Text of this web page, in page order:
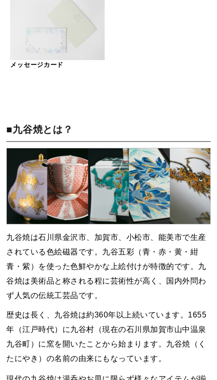
メッセージカード
■九谷焼とは？
九谷焼は石川県金沢市、加賀市、小松市、能美市で生産
されている色絵磁器です。九谷五彩（青・赤・黄・紺
青・紫）を使った色鮮やかな上絵付けが特徴的です。九
谷焼は美術品と称される程に芸術性が高く、国内外問わ
ず人気の伝統工芸品です。
歴史は長く、九谷焼は約360年以上続いています。1655
年（江戸時代）に九谷村（現在の石川県加賀市山中温泉
九谷町）に窯を開いたことから始まります。九谷焼（く
たにやき）の名前の由来にもなっています。